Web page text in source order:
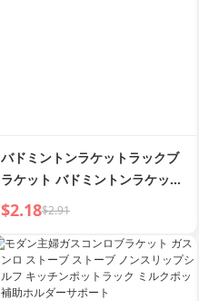
バドミントンラケットラックブ
ラケット バドミントンラケット
収納ラック パンチフリー バドミ
納ボックス
$2.18$2.91